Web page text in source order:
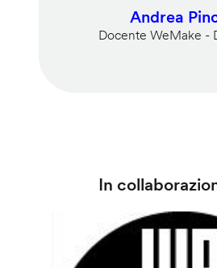
Andrea
Docente WeMake -
In